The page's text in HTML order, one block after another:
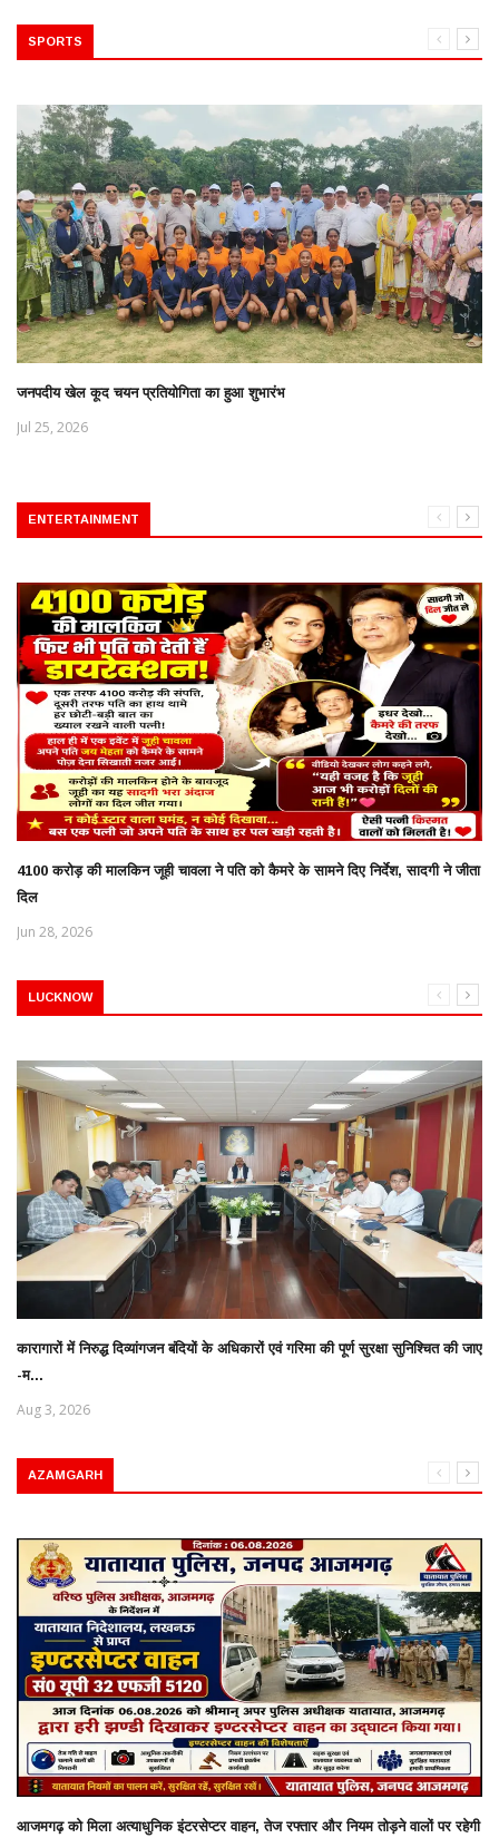
SPORTS
जनपदीय खेल कूद चयन प्रतियोगिता का हुआ शुभारंभ
Jul 25, 2026
ENTERTAINMENT
4100 करोड़ की मालकिन जूही चावला ने पति को कैमरे के सामने दिए निर्देश, सादगी ने जीता
दिल
Jun 28, 2026
LUCKNOW
कारागारों में निरुद्ध दिव्यांगजन बंदियों के अधिकारों एवं गरिमा की पूर्ण सुरक्षा सुनिश्चित की जाए
-म...
Aug 3, 2026
AZAMGARH
आजमगढ़ को मिला अत्याधुनिक इंटरसेप्टर वाहन, तेज रफ्तार और नियम तोड़ने वालों पर रहेगी